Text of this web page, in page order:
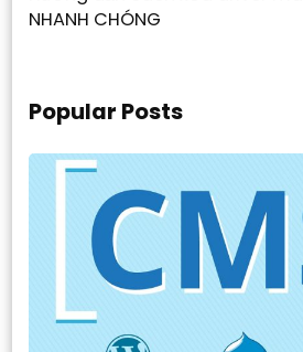
NHANH CHÓNG
Popular Posts